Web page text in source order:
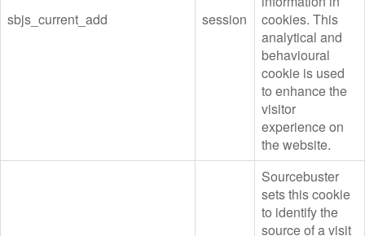
sbjs_current_add session
cookies. This
analytical and
behavioural
cookie is used
to enhance the
visitor
experience on
the website.
Sourcebuster
sets this cookie
to identify the
source of a visit